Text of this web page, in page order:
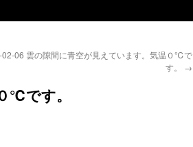
06 雲の隙間に青空が見えています。気温０℃で
す。 →
℃です。